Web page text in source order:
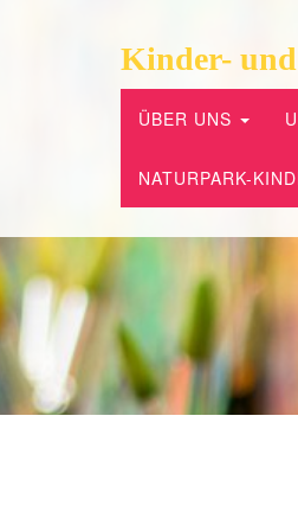
Kinder-
ÜBER UNS
NATURPARK-